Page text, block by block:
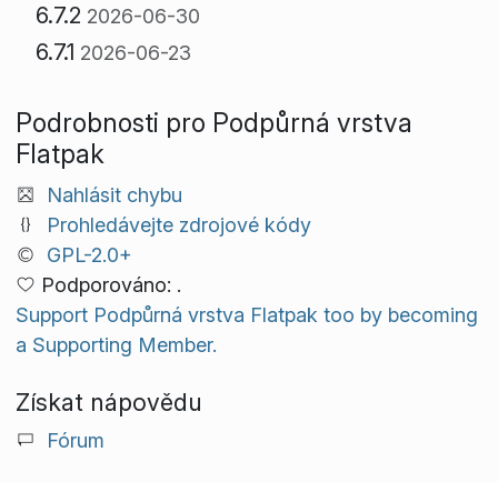
6.7.2 2026-06-30
6.7.1 2026-06-23
Podrobnosti pro Podpůrná vrstva
Flatpak
Nahlásit chybu
Prohledávejte zdrojové kódy
GPL-2.0+
Podporováno: .
Support Podpůrná vrstva Flatpak too by becoming
a Supporting Member.
Získat nápovědu
Fórum